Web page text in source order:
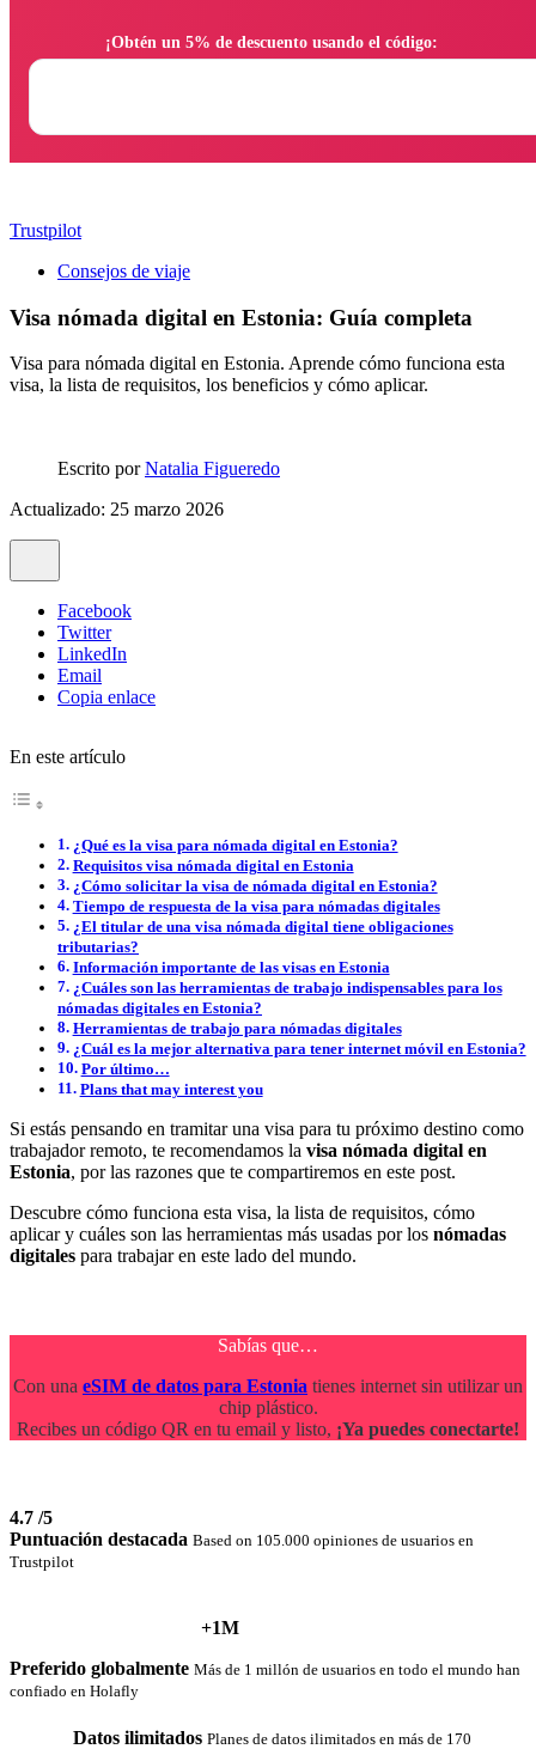
Trustpilot
Consejos de viaje
Visa nómada digital en Estonia: Guía completa
Visa para nómada digital en Estonia. Aprende cómo funciona esta
visa, la lista de requisitos, los beneficios y cómo aplicar.
Escrito porNatalia Figueredo
Actualizado: 25 marzo 2026
Facebook
Twitter
LinkedIn
Email
Copia enlace
En este artículo
¿Qué es la visa para nómada digital en Estonia?
Requisitos visa nómada digital en Estonia
¿Cómo solicitar la visa de nómada digital en Estonia?
Tiempo de respuesta de la visa para nómadas digitales
¿El titular de una visa nómada digital tiene obligaciones
tributarias?
Información importante de las visas en Estonia
¿Cuáles son las herramientas de trabajo indispensables para los
nómadas digitales en Estonia?
Herramientas de trabajo para nómadas digitales
¿Cuál es la mejor alternativa para tener internet móvil en Estonia?
Por último…
Plans that may interest you
Si estás pensando en tramitar una visa para tu próximo destino como
trabajador remoto, te recomendamos la visa nómada digital en
Estonia, por las razones que te compartiremos en este post.
Descubre cómo funciona esta visa, la lista de requisitos, cómo
aplicar y cuáles son las herramientas más usadas por los nómadas
digitales para trabajar en este lado del mundo.
Sabías que…
Con una eSIM de datos para Estonia tienes internet sin utilizar un
chip plástico.
Recibes un código QR en tu email y listo, ¡Ya puedes conectarte!
4.7 /5
Puntuación destacada Based on 105.000 opiniones de usuarios en
Trustpilot
+1M
Preferido globalmente Más de 1 millón de usuarios en todo el mundo han
confiado en Holafly
Datos ilimitados Planes de datos ilimitados en más de 170